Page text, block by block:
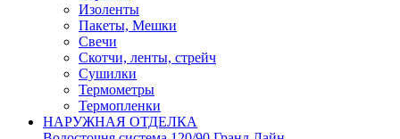
Изоленты
Пакеты, Мешки
Свечи
Скотчи, ленты, стрейч
Сушилки
Термометры
Термопленки
НАРУЖНАЯ ОТДЕЛКА